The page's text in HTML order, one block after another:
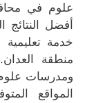
علوم في
أفضل النتائج
خدمة
منطقة
ومدرسات
المواقع